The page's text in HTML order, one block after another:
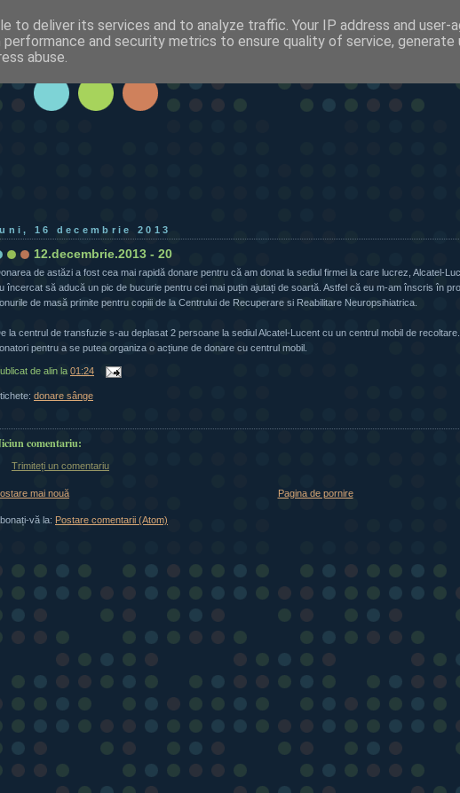
16 decembrie 2013
12.decembrie.2013 - 20
de astăzi a fost cea mai rapidă donare pentru că am donat la sediul firmei la care lucrez, Alcatel-
încercat să aducă un pic de bucurie pentru cei mai puțin ajutați de soartă. Astfel că eu m-am înscris în
de masă primite pentru copiii de la Centrului de Recuperare si Reabilitare Neuropsihiatrica.
la centrul de transfuzie s-au deplasat 2 persoane la sediul Alcatel-Lucent cu un centrul mobil de
pentru a se putea organiza o acțiune de donare cu centrul mobil.
de alin la 01:24
donare sânge
comentariu:
Trimiteți un comentariu
mai nouă Pagina de pornire
vă la: Postare comentarii (Atom)
to deliver its services and to analyze traffic. Your IP address and user-
and security metrics to ensure quality of service, generate
abuse.